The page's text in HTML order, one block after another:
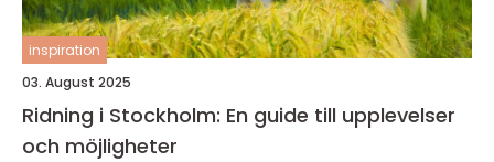
inspiration
03. August 2025
Ridning i Stockholm: En guide till upplevelser
och möjligheter